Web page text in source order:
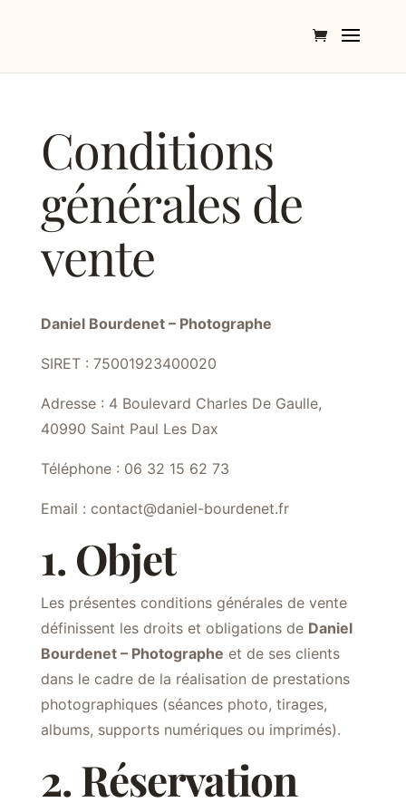
Conditions
générales de
vente
Daniel Bourdenet – Photographe
SIRET : 75001923400020
Adresse : 4 Boulevard Charles De Gaulle,
40990 Saint Paul Les Dax
Téléphone : 06 32 15 62 73
Email : contact@daniel-bourdenet.fr
1. Objet
Les présentes conditions générales de vente
définissent les droits et obligations de Daniel
Bourdenet – Photographe et de ses clients
dans le cadre de la réalisation de prestations
photographiques (séances photo, tirages,
albums, supports numériques ou imprimés).
2. Réservation